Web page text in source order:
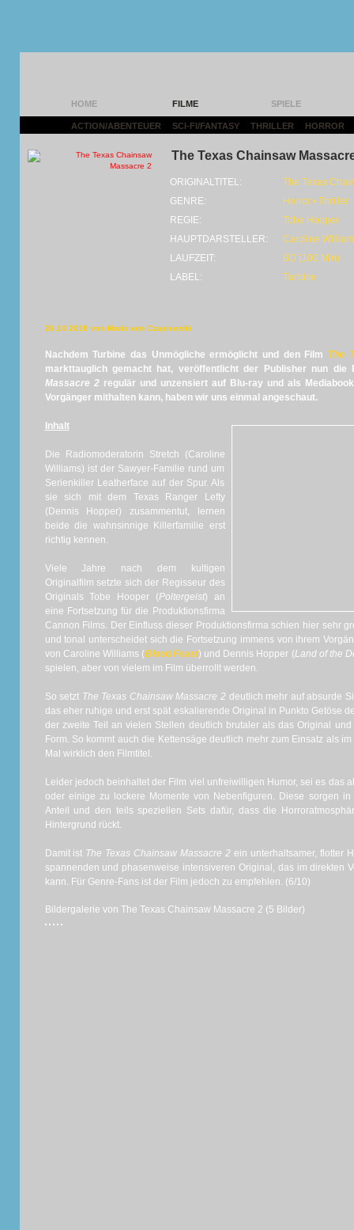
HOME FILME SPIELE
ACTION/ABENTEUER SCI-FI/FANTASY THRILLER HORROR
The Texas Chainsaw
ORIGINALTITEL:
The Texas
GENRE:
Horror • Thriller
REGIE:
Tobe Hooper
HAUPTDARSTELLER:
Caroline
LAUFZEIT:
BD (100 Min)
LABEL:
Turbine
26.10.2018 von Mario von Czapiewski
Nachdem Turbine das Unmögliche ermöglicht und den Film The
markttauglich gemacht hat, veröffentlicht der Publisher nun die
Massacre 2regulär und unzensiert auf Blu-ray und als
Vorgänger mithalten kann, haben wir uns einmal angeschaut.
Inhalt
Die Radiomoderatorin Stretch (Caroline
Williams) ist der Sawyer-Familie rund um
Serienkiller Leatherface auf der Spur. Als
sie sich mit dem Texas Ranger Lefty
(Dennis Hopper) zusammentut, lernen
beide die wahnsinnige Killerfamilie erst
richtig kennen.
Viele Jahre nach dem kultigen
Originalfilm setzte sich der Regisseur des
Originals Tobe Hooper (Poltergeist) an
eine Fortsetzung für die Produktionsfirma
Cannon Films. Der Einfluss dieser Produktionsfirma schien hier sehr
und tonal unterscheidet sich die Fortsetzung immens von ihrem
von Caroline Williams (Blood Feast) und Dennis Hopper (Land of the
spielen, aber von vielem im Film überrollt werden.
So setzt The Texas Chainsaw Massacre 2deutlich mehr auf absurde
das eher ruhige und erst spät eskalierende Original in Punkto Getöse
der zweite Teil an vielen Stellen deutlich brutaler als das Original
Form. So kommt auch die Kettensäge deutlich mehr zum Einsatz als
Mal wirklich den Filmtitel.
Leider jedoch beinhaltet der Film viel unfreiwilligen Humor, sei es das
oder einige zu lockere Momente von Nebenfiguren. Diese sorgen
Anteil und den teils speziellen Sets dafür, dass die
Hintergrund rückt.
Damit ist The Texas Chainsaw Massacre 2 ein unterhaltsamer, flotter
spannenden und phasenweise intensiveren Original, das im direkten
kann. Für Genre-Fans ist der Film jedoch zu empfehlen. (6/10)
Bildergalerie von The Texas Chainsaw Massacre 2 (5 Bilder)